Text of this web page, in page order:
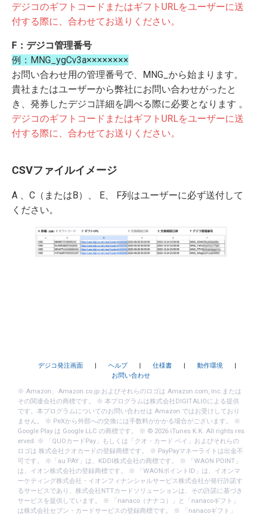
デジコのギフトコードまたはギフトURLをユーザーに送
付する際に、合わせてお送りください。
F：デジコ管理番号
例：MNG_ygCv3a××××××××
お問い合わせ用の管理番号で、MNG_から始まります。
貴社またはユーザーから弊社にお問い合わせがったと
き、発券したデジコ詳細を調べる際に必要となります 。
デジコのギフトコードまたはギフトURLをユーザーに送
付する際に、合わせてお送りください。
CSVファイルイメージ
A 、C（またはB）、 E、 F列はユーザーに必ず送付して
ください。
デジコ発注画面 ヘルプ 仕様書 動作環境
お問い合わせ
※ Amazon、Amazon.co.jp およびそれらのロゴは Amazon.com, Inc.または
その関連会社の商標です。 ※ 本プログラムは株式会社DIGITALIOによる提供
です。本プログラムについてのお問い合わせは Amazon ではお受けしており
ません。 ※ PeXから外部への交換には手数料がかかる場合がございます。 ※
Google Play は Google LLC の商標です。 ※ © 2026 iTunes K.K. All rights res
erved. ※ 「QUOカードPay」もしくは「クオ・カード ペイ」およびそれらの
ロゴは 株式会社クオカードの登録商標です。 ※ PayPayマネーライトは出金不
可です。 ※「au PAY」は、KDDI株式会社の商標です。 ※ 「WAON POINT」
は、イオン株式会社の登録商標です。 ※ 「WAONポイントID」は、イオンマ
ーケティング株式会社・イオンフィナンシャルサービス株式会社が発行許諾す
るサービスであり、株式会社NTTカードソリューションは、その許諾に基づき
サービスを提供しています。 ※ 「nanaco（ナナコ）」と「nanacoギフト」
は株式会社セブン・カードサービスの登録商標です。 ※ 「nanacoギフト」